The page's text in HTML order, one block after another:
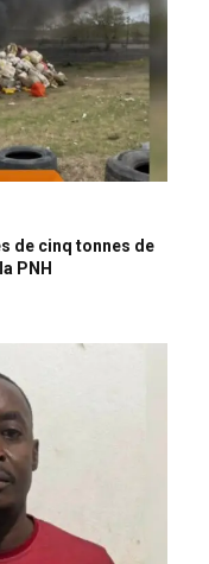
de cinq tonnes de
PNH